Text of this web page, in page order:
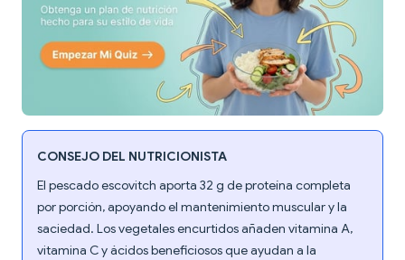
CONSEJO DEL NUTRICIONISTA
El pescado escovitch aporta 32 g de proteína completa
por porción, apoyando el mantenimiento muscular y la
saciedad. Los vegetales encurtidos añaden vitamina A,
vitamina C y ácidos beneficiosos que ayudan a la